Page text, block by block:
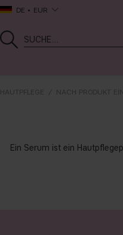
DE EUR
HAUTPFLEGE NACH PRODUKT
Ein Serum ist ein